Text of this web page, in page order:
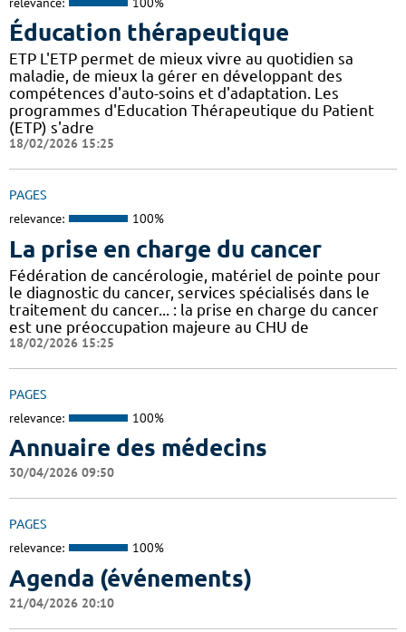
Éducation thérapeutique
ETP L'ETP permet de mieux vivre au quotidien sa
maladie, de mieux la gérer en développant des
compétences d'auto-soins et d'adaptation. Les
programmes d'Education Thérapeutique du Patient
(ETP) s'adre
18/02/2026 15:25
PAGES
relevance: 100%
La prise en charge du cancer
Fédération de cancérologie, matériel de pointe pour
le diagnostic du cancer, services spécialisés dans le
traitement du cancer... : la prise en charge du cancer
est une préoccupation majeure au CHU de
18/02/2026 15:25
PAGES
relevance: 100%
Annuaire des médecins
30/04/2026 09:50
PAGES
relevance: 100%
Agenda (événements)
21/04/2026 20:10